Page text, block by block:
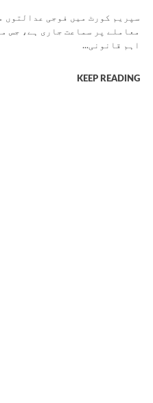
سپریم کورٹ میں فوجی عدالتوں
معاملے پر سماعت جاری ہے، جس
اہم قانونی...
KEEP READING